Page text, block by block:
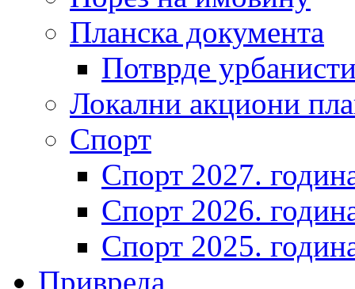
Планска документа
Потврде
Локални акциони
Спорт
Спорт 2027.
Спорт 2026.
Спорт 2025.
Привреда